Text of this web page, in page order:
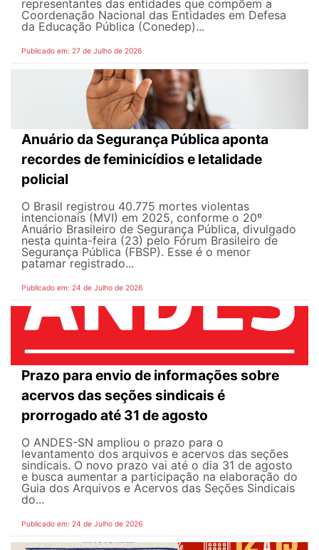
representantes das entidades que compõem a
Coordenação Nacional das Entidades em Defesa
da Educação Pública (Conedep)...
Publicado em: 27 de Julho de 2026
Anuário da Segurança Pública aponta
recordes de feminicídios e letalidade
policial
O Brasil registrou 40.775 mortes violentas
intencionais (MVI) em 2025, conforme o 20º
Anuário Brasileiro de Segurança Pública, divulgado
nesta quinta-feira (23) pelo Fórum Brasileiro de
Segurança Pública (FBSP). Esse é o menor
patamar registrado...
Publicado em: 24 de Julho de 2026
Prazo para envio de informações sobre
acervos das seções sindicais é
prorrogado até 31 de agosto
O ANDES-SN ampliou o prazo para o
levantamento dos arquivos e acervos das seções
sindicais. O novo prazo vai até o dia 31 de agosto
e busca aumentar a participação na elaboração do
Guia dos Arquivos e Acervos das Seções Sindicais
do...
Publicado em: 24 de Julho de 2026